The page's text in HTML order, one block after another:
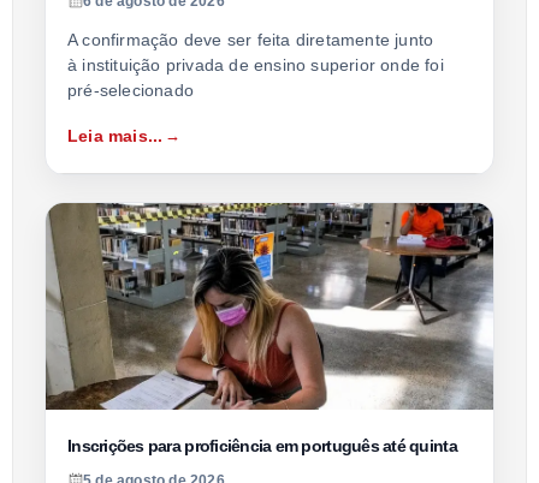
A confirmação deve ser feita diretamente junto
à instituição privada de ensino superior onde foi
pré-selecionado
Leia mais...
Inscrições para proficiência em português até quinta